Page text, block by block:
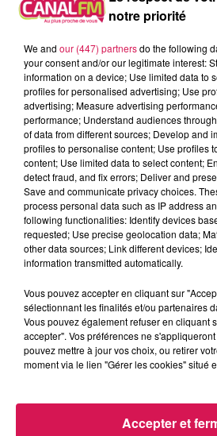
Nuits secrètes
Festival
Simon Butel
Zoom sur l'ancrage territorial...
0:00
24 juin 2026 - 3 min 30 sec
ZOOM SUR L'ANCRAGE
Le festival des Nuits Secrètes 2026
juillet 2026 à Aulnoye-Aymeries.
nouvelle édition, avec Simon Butel,
territorial de ce festival devenu
notre priorité
We and our (447) partnersdo the following
your consent and/or our legitimate interest:
information on a device; Use limited data to
profiles for personalised advertising; Use
advertising; Measure advertising
performance; Understand audiences
of data from different sources; Develop and
profiles to personalise content; Use profiles
content; Use limited data to select content;
detect fraud, and fix errors; Deliver and
Save and communicate privacy choices.
process personal data such as IP address
following functionalities: Identify devices
requested; Use precise geolocation data;
other data sources; Link different devices;
information transmitted automatically.
Vous pouvez accepter en cliquant sur
sélectionnant les finalités et/ou partenaires
Vous pouvez également refuser en cliquant
accepter". Vos préférences ne
pouvez mettre à jour vos choix, ou retirer
moment via le lien "Gérer les cookies" situé
Accepter et